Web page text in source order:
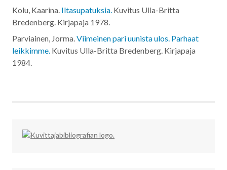
Kolu, Kaarina. Iltasupatuksia. Kuvitus Ulla-Britta
Bredenberg. Kirjapaja 1978.
Parviainen, Jorma.Viimeinen pari uunista ulos. Parhaat
leikkimme. Kuvitus Ulla-Britta Bredenberg. Kirjapaja
1984.